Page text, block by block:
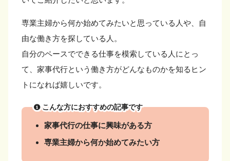
専業主婦から何か始めてみたいと思っている人や、自
由な働き方を探している人。
自分のペースでできる仕事を模索している人にとっ
て、家事代行という働き方がどんなものかを知るヒン
トになれば嬉しいです。
こんな方におすすめの記事です
家事代行の仕事に興味がある方
専業主婦から何か始めてみたい方